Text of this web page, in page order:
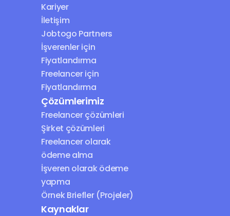
Kariyer
İletişim
Jobtogo Partners
İşverenler için
Fiyatlandırma
Freelancer için
Fiyatlandırma
Çözümlerimiz
Freelancer çözümleri
Şirket çözümleri
Freelancer olarak
ödeme alma
İşveren olarak ödeme
yapma
Örnek Briefler (Projeler)
Kaynaklar